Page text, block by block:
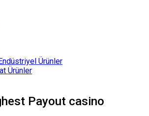
Ürünler
Ürünler
Payout casino